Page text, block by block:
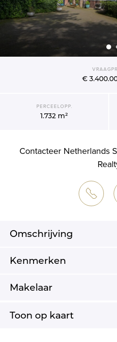
€
PERCEELOPP.
1.732 m²
Contacteer Netherlands
Omschrijving
Kenmerken
Makelaar
Toon op kaart